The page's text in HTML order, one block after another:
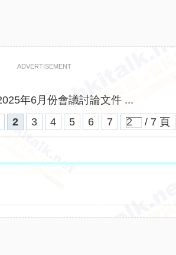
ADVERTISEMENT
年6月份會議討論文件 ...
2 3 4 5 6 7 / 7 頁